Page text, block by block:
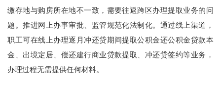
缴存地与购房所在地不一致，需要往返跨区办理提取业务的问
题。推进网上办事审批、监管规范化法制化。通过线上渠道，
职工可在线上办理逐月冲还贷期间提取公积金还公积金贷款本
金、出境定居、偿还建行商业贷款提取、冲还贷签约等业务，
办理过程无需提供任何材料。